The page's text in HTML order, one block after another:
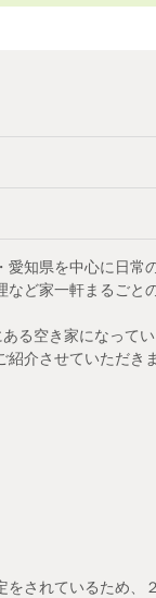
知県を中心に日常
ど家一軒まるごと
る空き家になって
介させていただきま
されているため、